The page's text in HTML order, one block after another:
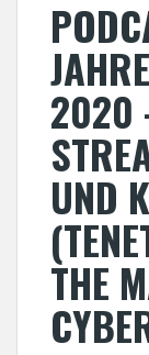
2020
UND
THE